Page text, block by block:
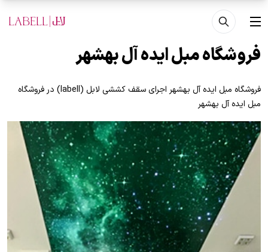
رفتن به محتوای اصلی
منو
فروشگاه مبل ايده آل بهشهر
فروشگاه مبل ايده آل بهشهر اجرای سقف کششی لابل (labell) در فروشگاه
مبل ايده آل بهشهر